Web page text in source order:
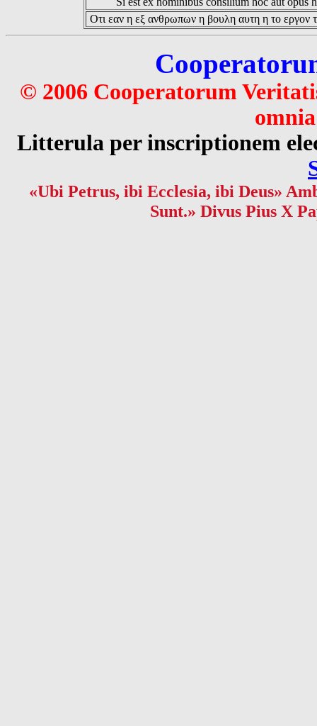
Οτι εαν η εξ ανθρωπων η βουλη αυτη η το εργον
© 2006 Cooperatorum
Litterula per inscriptionem
«Ubi Petrus, ibi Ecclesia, ibi Deus»
Sunt.» Divus Pius X